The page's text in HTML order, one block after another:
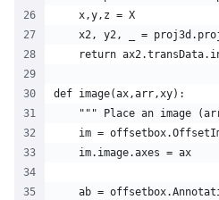
    x,y,z = X
x2, y2, _ =
return
def image(ax,arr,xy):
""" Place an image
im =
    im.image.axes = ax
ab =